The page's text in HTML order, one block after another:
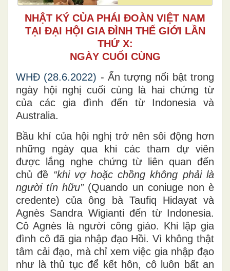
NHẬT KÝ CỦA PHÁI ĐOÀN VIỆT NAM
TẠI ĐẠI HỘI GIA ĐÌNH THẾ GIỚI LẦN
THỨ X:
NGÀY CUỐI CÙNG
WHĐ (28.6.2022) - Ấn tượng nổi bật trong
ngày hội nghị cuối cùng là hai chứng từ
của các gia đình đến từ Indonesia và
Australia.
Bầu khí của hội nghị trở nên sôi động hơn
những ngày qua khi các tham dự viên
được lắng nghe chứng từ liên quan đến
chủ đề “khi vợ hoặc chồng không phải là
người tín hữu” (Quando un coniuge non è
credente) của ông bà Taufiq Hidayat và
Agnès Sandra Wigianti đến từ Indonesia.
Cô Agnès là người công giáo. Khi lập gia
đình cô đã gia nhập đạo Hồi. Vì không thật
tâm cải đạo, mà chỉ xem việc gia nhập đạo
như là thủ tục để kết hôn, cô luôn bất an